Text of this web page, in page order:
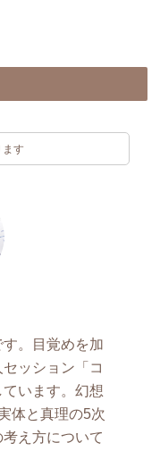
す
。目覚めを加
ッション「コ
います。幻想
体と真理の5次
え方について